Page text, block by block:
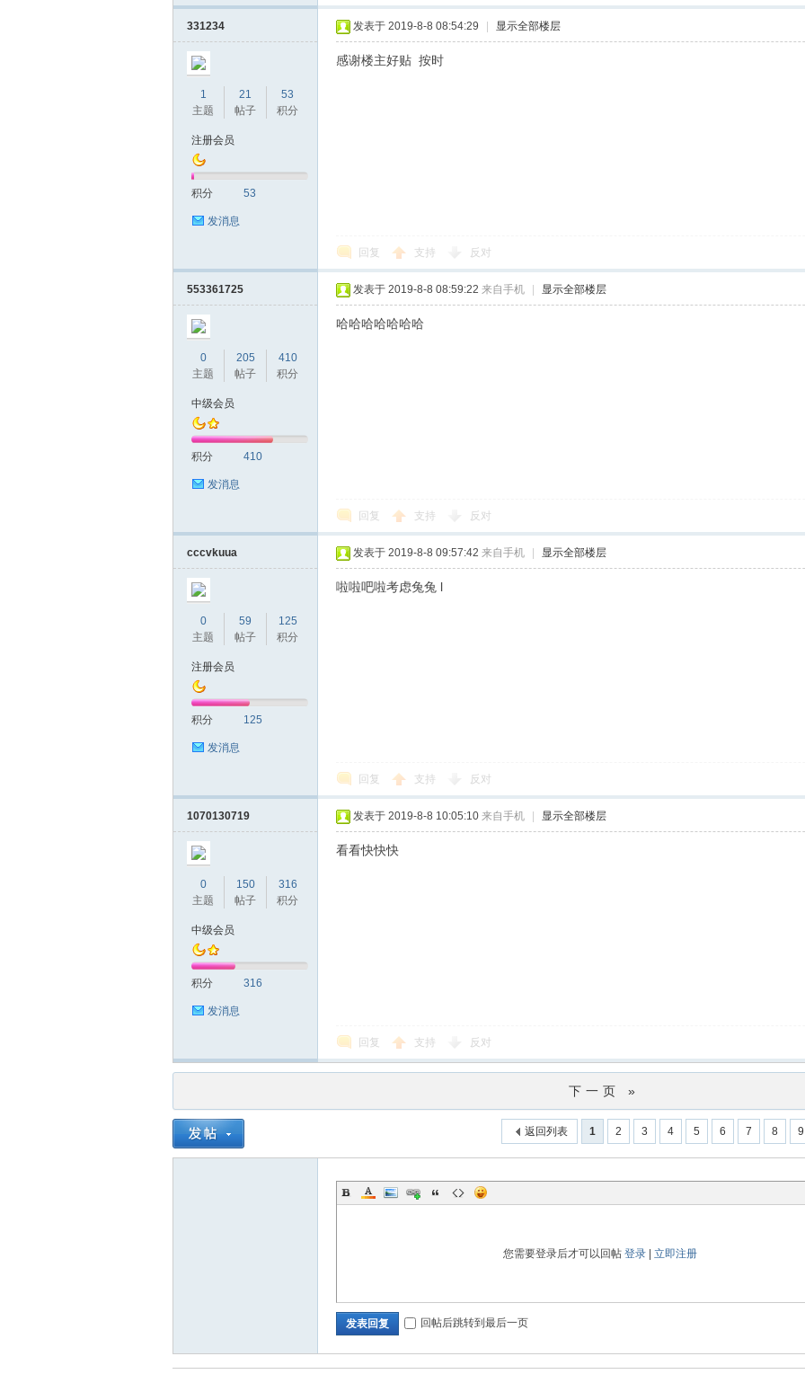
圳
品
331234
1
主题
21
帖子
53
积分
注册会员
积分 53
发消息
发表于 2019-8-8 08:54:29 显示全部楼层
感谢楼主好贴 按时
回复 支持 反对
553361725
0
主题
205
帖子
410
积分
中级会员
积分 410
发消息
发表于 2019-8-8 08:59:22 来自手机 显示全部楼层
哈哈哈哈哈哈哈
回复 支持 反对
cccvkuua
0
主题
59
帖子
125
积分
注册会员
积分 125
发消息
发表于 2019-8-8 09:57:42 来自手机 显示全部楼层
啦啦吧啦考虑兔兔 l
回复 支持 反对
1070130719
0
主题
150
帖子
316
积分
中级会员
积分 316
发消息
发表于 2019-8-8 10:05:10 来自手机 显示全部楼层
看看快快快
回复 支持 反对
下一页 »
1 2 3 4 5 6 7 8 9
返回列表
您需要登录后才可以回帖 登录| 立即注册
发表回复 回帖后跳转到最后一页